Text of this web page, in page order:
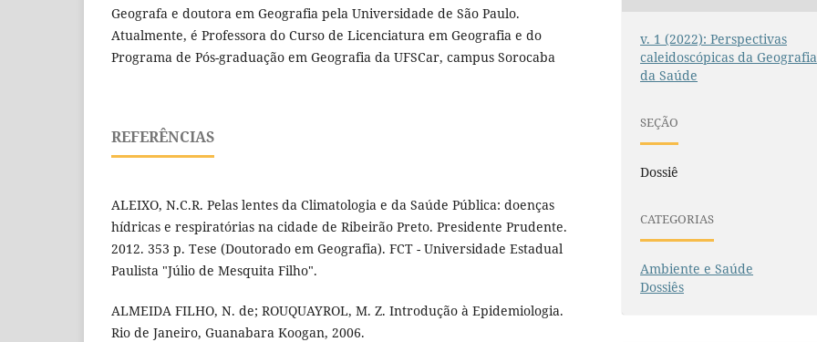
Geografa e doutora em Geografia pela Universidade de São Paulo.
Atualmente, é Professora do Curso de Licenciatura em Geografia e do
Programa de Pós-graduação em Geografia da UFSCar, campus Sorocaba
REFERÊNCIAS
ALEIXO, N.C.R. Pelas lentes da Climatologia e da Saúde Pública: doenças
hídricas e respiratórias na cidade de Ribeirão Preto. Presidente Prudente.
2012. 353 p. Tese (Doutorado em Geografia). FCT - Universidade Estadual
Paulista "Júlio de Mesquita Filho".
ALMEIDA FILHO, N. de; ROUQUAYROL, M. Z. Introdução à Epidemiologia.
Rio de Janeiro, Guanabara Koogan, 2006.
v. 1 (2022): Perspectivas
caleidoscópicas da Geografia
da Saúde
SEÇÃO
Dossiê
CATEGORIAS
Ambiente e Saúde
Dossiês